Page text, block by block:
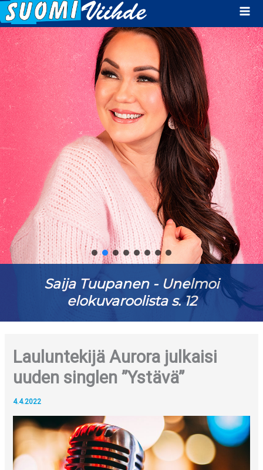
Saija Tuupanen - Unelmoi
elokuvaroolista s. 12
Lauluntekijä Aurora julkaisi
uuden singlen ”Ystävä”
4.4.2022